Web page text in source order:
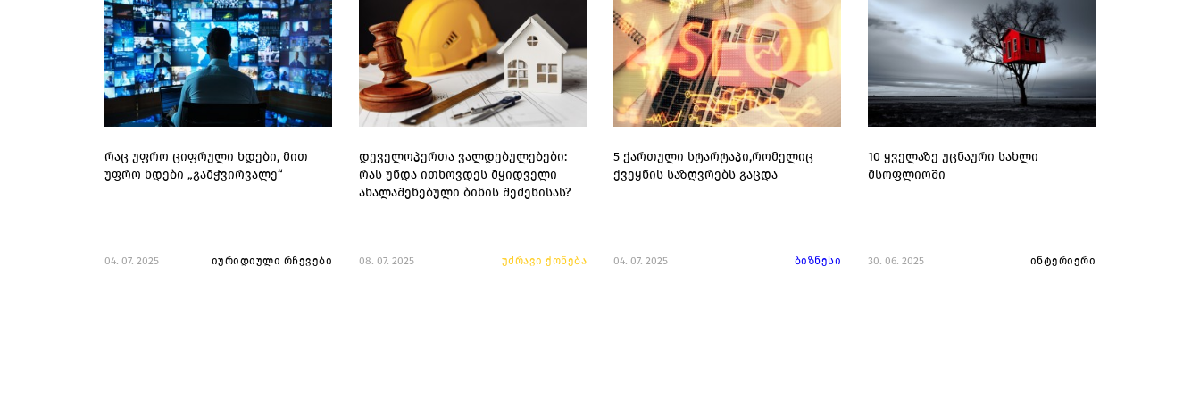
რაც უფრო ციფრული ხდები, მით
უფრო ხდები „გამჭვირვალე“
04. 07. 2025 იურიდიული რჩევები
დეველოპერთა ვალდებულებები:
რას უნდა ითხოვდეს მყიდველი
ახალაშენებული ბინის შეძენისას?
08. 07. 2025 უძრავი ქონება
5 ქართული სტარტაპი,რომელიც
ქვეყნის საზღვრებს გაცდა
04. 07. 2025 ბიზნესი
10 ყველაზე უცნაური სახლი
მსოფლიოში
30. 06. 2025 ინტერიერი